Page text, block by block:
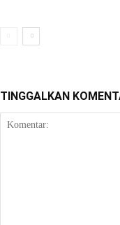
TINGGALKAN